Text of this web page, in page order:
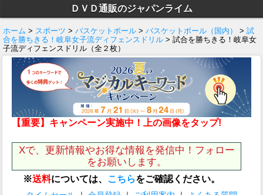
ＤＶＤ通販のジャパンライム
ホーム > スポーツ > バスケットボール > バスケットボール（国内） > 試
合を勝ちきる！岐阜女子流ディフェンスドリル > 試合を勝ちきる！岐阜女
子流ディフェンスドリル（全２枚）
【重要】キャンペーン実施中！上の画像をタップ!
Xで、更新情報やお得な情報を発信中！フォロー
をお願いします。
※送料については、 こちらをご確認ください。